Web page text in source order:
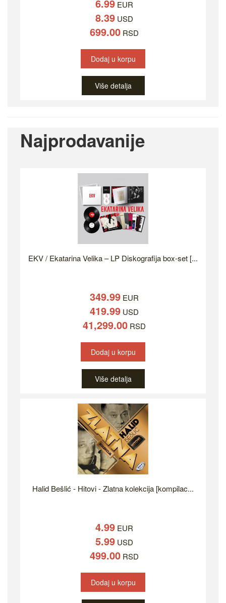
6.99 EUR
8.39 USD
699.00 RSD
Dodaj u korpu
Više detalja
Najprodavanije
EKV / Ekatarina Velika – LP Diskografija box-set [...
349.99 EUR
419.99 USD
41,299.00 RSD
Dodaj u korpu
Više detalja
Halid Bešlić - Hitovi - Zlatna kolekcija [kompilac...
4.99 EUR
5.99 USD
499.00 RSD
Dodaj u korpu